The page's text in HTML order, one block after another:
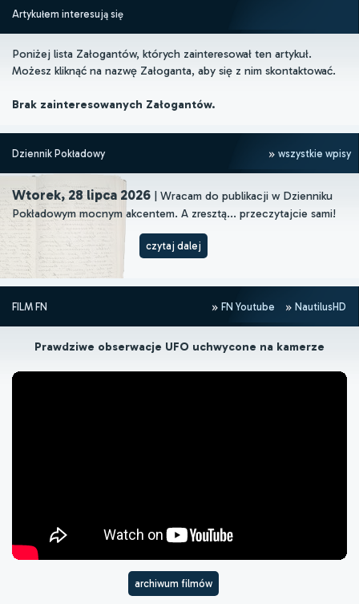
Artykułem interesują się
Poniżej lista Załogantów, których zainteresował ten artykuł.
Możesz kliknąć na nazwę Załoganta, aby się z nim skontaktować.
Brak zainteresowanych Załogantów.
Dziennik Pokładowy wszystkie wpisy
Wtorek, 28 lipca 2026 | Wracam do publikacji w Dzienniku
Pokładowym mocnym akcentem. A zresztą... przeczytajcie sami!
czytaj dalej
FILM FN FN Youtube NautilusHD
Prawdziwe obserwacje UFO uchwycone na kamerze
archiwum filmów